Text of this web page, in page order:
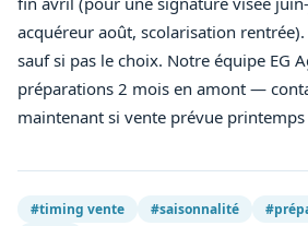
acquéreur août, scolarisation
sauf si pas le choix. Notre équipe EG
préparations 2 mois en amont —
maintenant si vente prévue
#timing vente #saisonnalité